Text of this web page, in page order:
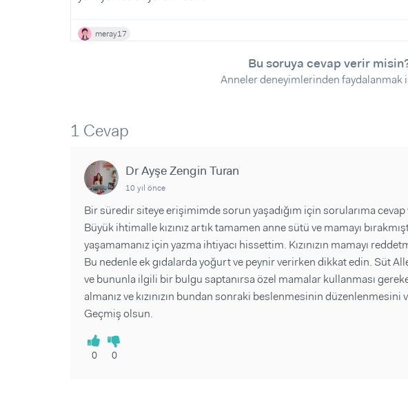
Sorular ve Yanıtlar
meray17
Bu soruya cevap verir
Anneler deneyimlerinden faydalanmak
1 Cevap
Dr Ayşe Zengin Turan
10 yıl önce
Bir süredir siteye erişimimde sorun yaşadığım için sorularıma
Büyük ihtimalle kızınız artık tamamen anne sütü ve mamayı
yaşamamanız için yazma ihtiyacı hissettim. Kızınızın mamayı
Bu nedenle ek gıdalarda yoğurt ve peynir verirken dikkat edin. Süt
ve bununla ilgili bir bulgu saptanırsa özel mamalar kullanması
almanız ve kızınızın bundan sonraki beslenmesinin
Geçmiş olsun.
0 0